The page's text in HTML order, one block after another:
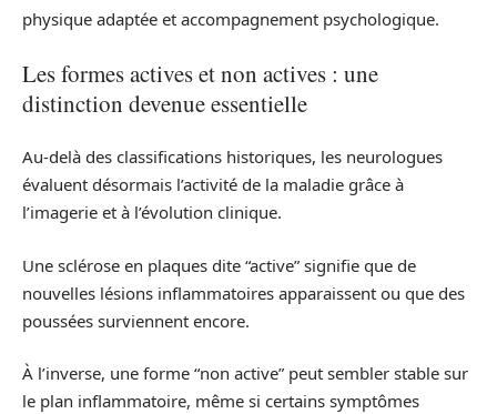
physique adaptée et accompagnement psychologique.
Les formes actives et non actives : une
distinction devenue essentielle
Au-delà des classifications historiques, les neurologues
évaluent désormais l’activité de la maladie grâce à
l’imagerie et à l’évolution clinique.
Une sclérose en plaques dite “active” signifie que de
nouvelles lésions inflammatoires apparaissent ou que des
poussées surviennent encore.
À l’inverse, une forme “non active” peut sembler stable sur
le plan inflammatoire, même si certains symptômes